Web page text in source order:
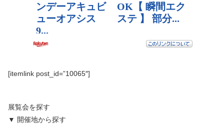
[itemlink post_id=”10065″]
展覧会を探す
▼ 開催地から探す